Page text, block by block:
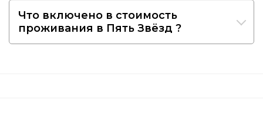
Что включено в стоимость
проживания в Пять Звёзд ?